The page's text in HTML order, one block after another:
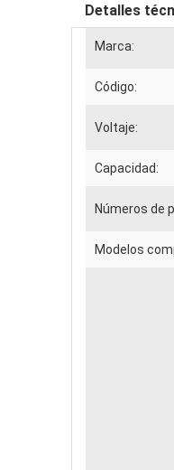
Detalles
Marca:
Código:
Voltaje:
Capacidad:
Números de
Modelos